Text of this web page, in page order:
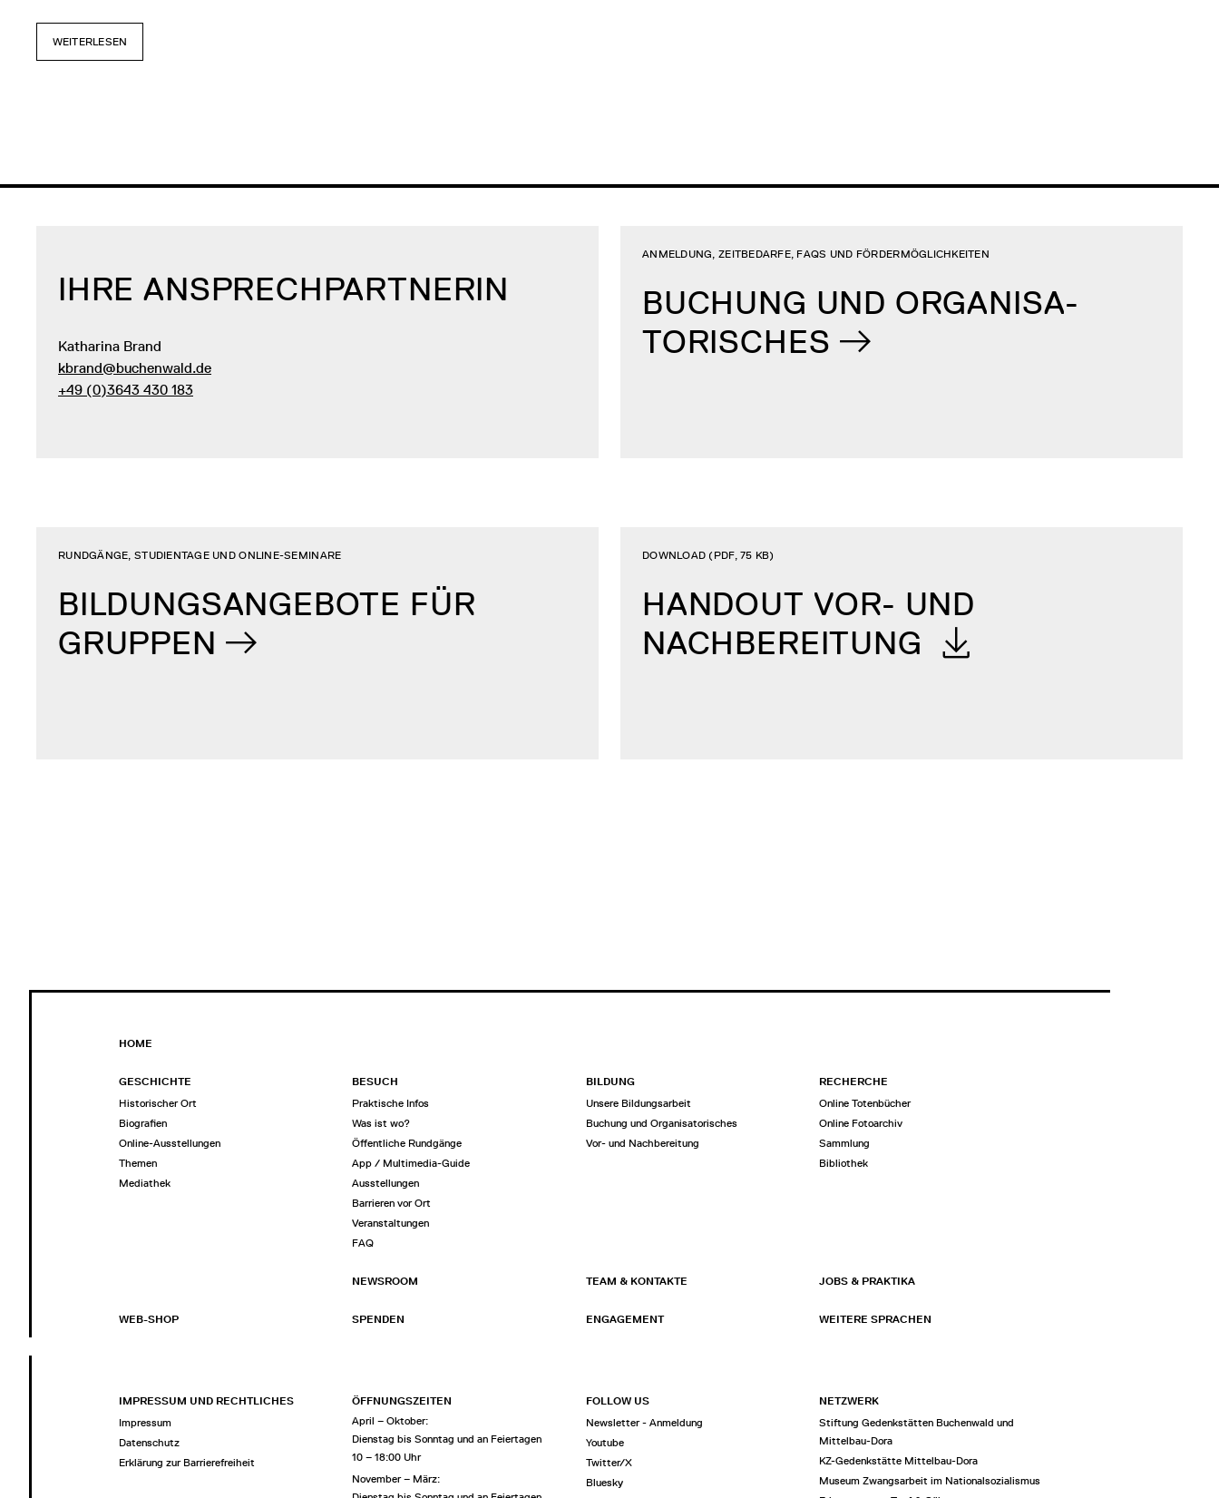
WEITERLESEN
IHRE ANSPRECH­PARTNERIN
Katharina Brand
kbrand@buchenwald.de
+49 (0)3643 430 183
BUCHUNG UND ORGANISA­
TORISCHES
ANMELDUNG, ZEITBEDARFE, FAQS UND FÖRDERMÖGLICHKEITEN
BILDUNGS­ANGEBOTE FÜR
GRUPPEN
RUNDGÄNGE, STUDIENTAGE UND ONLINE-SEMINARE
HANDOUT VOR- UND
NACHBEREITUNG
DOWNLOAD (PDF, 75 KB)
HOME
GESCHICHTE
Historischer Ort
Biografien
Online-Ausstellungen
Themen
Mediathek
BESUCH
Praktische Infos
Was ist wo?
Öffentliche Rundgänge
App / Multimedia-Guide
Ausstellungen
Barrieren vor Ort
Veranstaltungen
FAQ
BILDUNG
Unsere Bildungsarbeit
Buchung und Organisatorisches
Vor- und Nachbereitung
RECHERCHE
Online Totenbücher
Online Fotoarchiv
Sammlung
Bibliothek
NEWSROOM TEAM & KONTAKTE JOBS & PRAKTIKA
WEB-SHOP SPENDEN ENGAGEMENT WEITERE SPRACHEN
IMPRESSUM UND RECHTLICHES
Impressum
Datenschutz
Erklärung zur Barrierefreiheit
ÖFFNUNGSZEITEN
April – Oktober:
Dienstag bis Sonntag und an Feiertagen
10 – 18:00 Uhr
November – März:
FOLLOW US
Newsletter - Anmeldung
Youtube
Twitter/X
Bluesky
NETZWERK
Stiftung Gedenkstätten Buchenwald und
Mittelbau-Dora
KZ-Gedenkstätte Mittelbau-Dora
Museum Zwangsarbeit im Nationalsozialismus